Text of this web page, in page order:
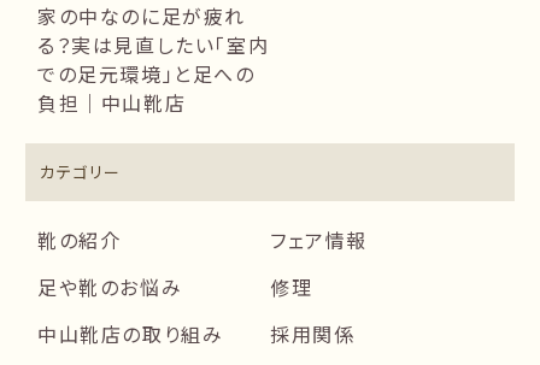
家の中なのに足が疲れ
る？実は見直したい「室内
での足元環境」と足への
負担｜中山靴店
カテゴリー
靴の紹介
フェア情報
足や靴のお悩み
修理
中山靴店の取り組み
採用関係